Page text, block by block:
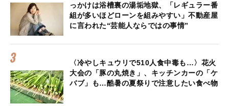
っかけは浴槽裏の湯垢地獄、「レギュラー番
組が多いほどローンを組みやすい」不動産屋
に言われた“芸能人ならではの事情”
〈冷やしキュウリで510人食中毒も…〉花火
大会の「豚の丸焼き」、キッチンカーの「ケ
バブ」も…酷暑の夏祭りで注意したい食べ物